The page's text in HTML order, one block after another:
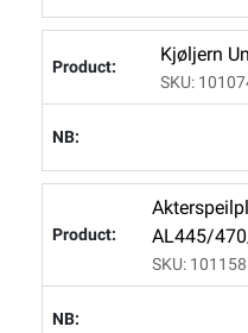
Kjøljern
SKU:
AL445/
SKU: 101158